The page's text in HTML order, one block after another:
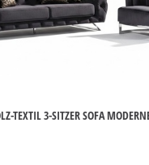
TEXTIL 3-SITZER SOFA